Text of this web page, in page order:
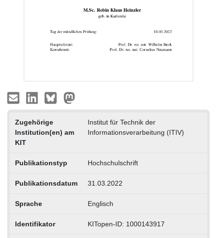
Zugehörige
Institution(en) am
KIT
Institut für Technik der
Informationsverarbeitung (ITIV)
Publikationstyp Hochschulschrift
Publikationsdatum 31.03.2022
Sprache Englisch
Identifikator KITopen-ID: 1000143917